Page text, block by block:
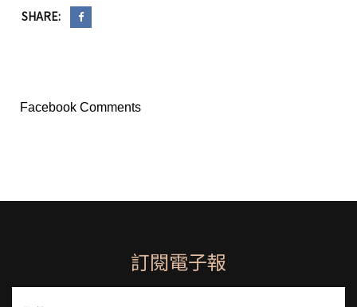
SHARE:
Facebook Comments
訂閱電子報